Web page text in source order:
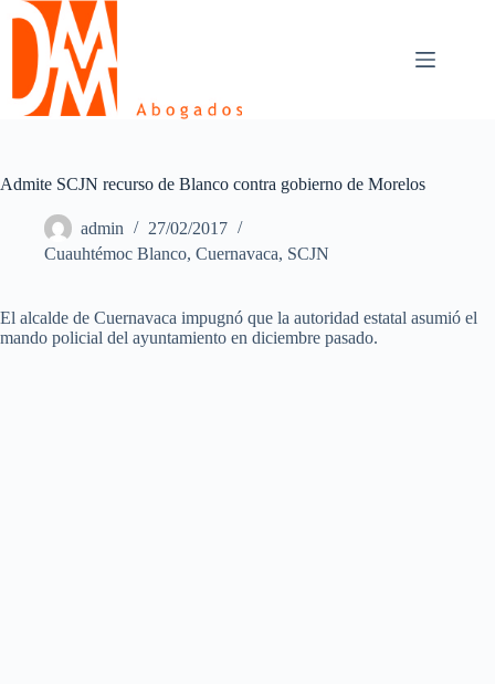
Skip
content
Admite SCJN recurso de Blanco contra gobierno de Morelos
admin
27/02/2017
Cuauhtémoc Blanco, Cuernavaca, SCJN
El alcalde de Cuernavaca impugnó que la autoridad estatal asumió el
mando policial del ayuntamiento en diciembre pasado.